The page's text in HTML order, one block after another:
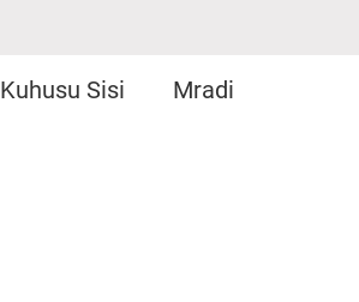
Kuhusu Sisi
Mradi